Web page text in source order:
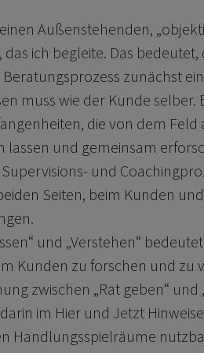
Außenstehenden,
ich begleite. Das bedeutet,
zunächst
muss wie der Kunde
die von dem Feld
lassen und gemeinsam
und
Seiten, beim Kunden
und „Verstehen“
Kunden zu forschen und zu
zwischen „Rat geben“
im Hier und Jetzt
Handlungsspielräume